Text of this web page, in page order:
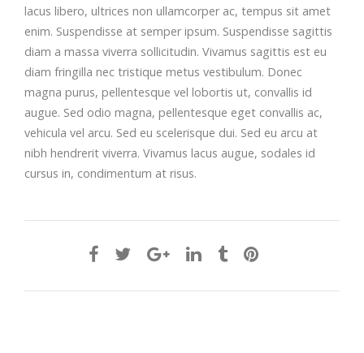
lacus libero, ultrices non ullamcorper ac, tempus sit amet
enim. Suspendisse at semper ipsum. Suspendisse sagittis
diam a massa viverra sollicitudin. Vivamus sagittis est eu
diam fringilla nec tristique metus vestibulum. Donec
magna purus, pellentesque vel lobortis ut, convallis id
augue. Sed odio magna, pellentesque eget convallis ac,
vehicula vel arcu. Sed eu scelerisque dui. Sed eu arcu at
nibh hendrerit viverra. Vivamus lacus augue, sodales id
cursus in, condimentum at risus.